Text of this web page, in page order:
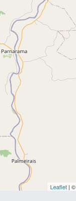
Leaflet| ©